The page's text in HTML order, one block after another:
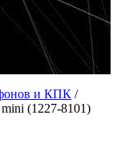
и КПК /
(1227-8101)